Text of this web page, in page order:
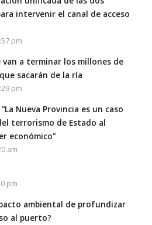
intervenir el canal de acceso
pm
van a terminar los millones de
sacarán de la ría
pm
Nueva Provincia es un caso
terrorismo de Estado al
económico”
am
pm
ambiental de profundizar
al puerto?